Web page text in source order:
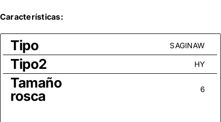
Características:
Tipo SAGINAW
Tipo2 HY
Tamaño
rosca 6